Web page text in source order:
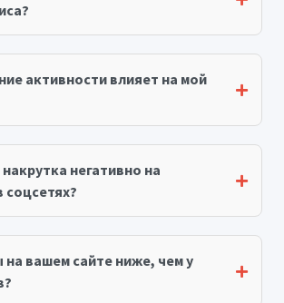
активности влияет на мой
негативно на
соцсетях?
вашем сайте ниже, чем у